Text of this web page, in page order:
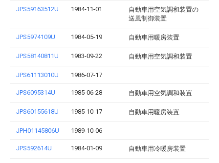
JPS59163512U 1984-11-01
自動車用空気調和装置の
送風制御装置
JPS5974109U 1984-05-19 自動車用暖房装置
JPS58140811U 1983-09-22 自動車用空気調和装置
JPS61113010U 1986-07-17
JPS6095314U 1985-06-28 自動車用空気調和装置
JPS60155618U 1985-10-17 自動車用暖房装置
JPH01145806U 1989-10-06
JPS592614U 1984-01-09 自動車用冷暖房装置